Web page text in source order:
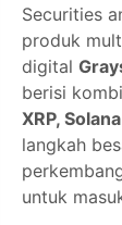
Securities
produk
digital
berisi
XRP,
langkah
untuk